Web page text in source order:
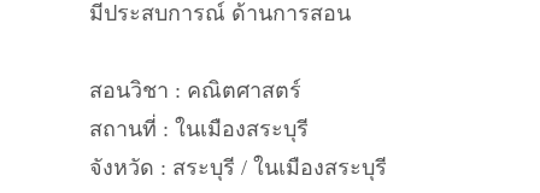
มีประสบการณ์ ด้านการสอน
สอนวิชา : คณิตศาสตร์
สถานที่ : ในเมืองสระบุรี
จังหวัด : สระบุรี / ในเมืองสระบุรี